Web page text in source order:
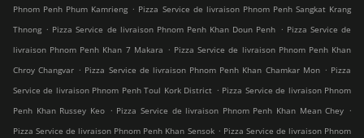
Phnom Penh Phum Kamrieng . Pizza Service de livraison Phnom Penh Sangkat Krang
Thnong . Pizza Service de livraison Phnom Penh Khan Doun Penh . Pizza Service de
livraison Phnom Penh Khan 7 Makara . Pizza Service de livraison Phnom Penh Khan
Chroy Changvar . Pizza Service de livraison Phnom Penh Khan Chamkar Mon . Pizza
Service de livraison Phnom Penh Toul Kork District . Pizza Service de livraison Phnom
Penh Khan Russey Keo . Pizza Service de livraison Phnom Penh Khan Mean Chey .
Pizza Service de livraison Phnom Penh Khan Sensok . Pizza Service de livraison Phnom